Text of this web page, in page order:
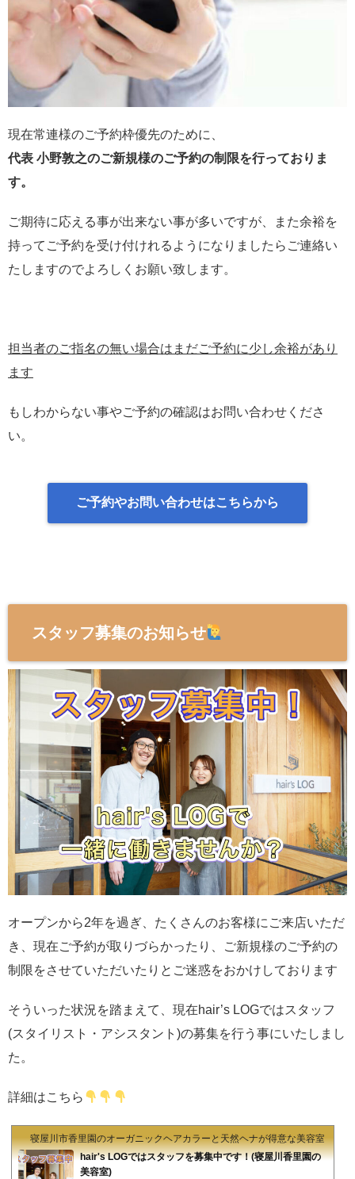
現在常連様のご予約枠優先のために、
代表 小野敦之のご新規様のご予約の制限を行っておりま
す。
ご期待に応える事が出来ない事が多いですが、また余裕を
持ってご予約を受け付けれるようになりましたらご連絡い
たしますのでよろしくお願い致します。
担当者のご指名の無い場合はまだご予約に少し余裕があり
ます
もしわからない事やご予約の確認はお問い合わせくださ
い。
ご予約やお問い合わせはこちらから
スタッフ募集のお知らせ
オープンから2年を過ぎ、たくさんのお客様にご来店いただ
き、現在ご予約が取りづらかったり、ご新規様のご予約の
制限をさせていただいたりとご迷惑をおかけしております
そういった状況を踏まえて、現在hair’s LOGではスタッフ
(スタイリスト・アシスタント)の募集を行う事にいたしまし
た。
詳細はこちら
寝屋川市香里園のオーガニックヘアカラーと天然ヘナが得意な美容室
hair's LOGではスタッフを募集中です！(寝屋川香里園の
美容室)